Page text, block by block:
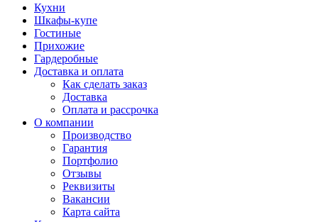
Кухни
Шкафы-купе
Гостиные
Прихожие
Гардеробные
Доставка и оплата
Как сделать заказ
Доставка
Оплата и рассрочка
О компании
Производство
Гарантия
Портфолио
Отзывы
Реквизиты
Вакансии
Карта сайта